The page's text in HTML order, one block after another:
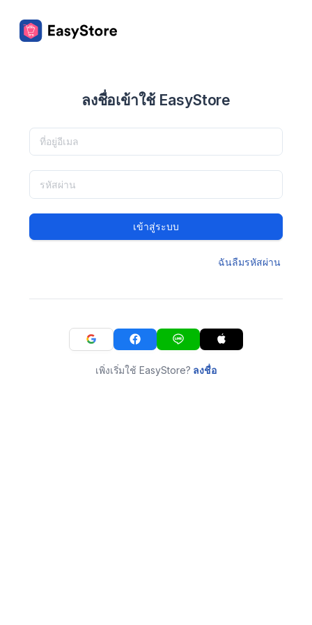
ลงชื่อเข้าใช้ EasyStore
เข้าสู่ระบบ
ฉันลืมรหัสผ่าน
เพิ่งเริ่มใช้ EasyStore? ลงชื่อ